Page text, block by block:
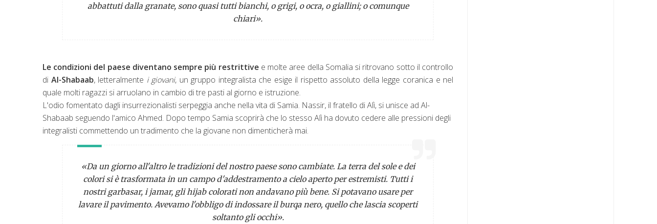
abbattuti dalla granate, sono quasi tutti bianchi, o grigi, o ocra, o giallini; o comunque
chiari».
Le condizioni del paese diventano sempre più restrittive e molte aree della Somalia si ritrovano sotto il controllo
di Al-Shabaab, letteralmente i giovani, un gruppo integralista che esige il rispetto assoluto della legge coranica e nel
quale molti ragazzi si arruolano in cambio di tre pasti al giorno e istruzione.
L'odio fomentato dagli insurrezionalisti serpeggia anche nella vita di Samia. Nassir, il fratello di Alì, si unisce ad Al-
Shabaab seguendo l'amico Ahmed. Dopo tempo Samia scoprirà che lo stesso Alì ha dovuto cedere alle pressioni degli
integralisti commettendo un tradimento che la giovane non dimenticherà mai.
«Da un giorno all'altro le tradizioni del nostro paese sono cambiate. La terra del sole e dei
colori si è trasformata in un campo d'addestramento a cielo aperto per estremisti. Tutti i
nostrigarbasar, i jamar, gli hijabcolorati non andavano più bene. Si potavano usare per
lavare il pavimento. Avevamo l'obbligo di indossare il burqa nero, quello che lascia scoperti
soltanto gli occhi».